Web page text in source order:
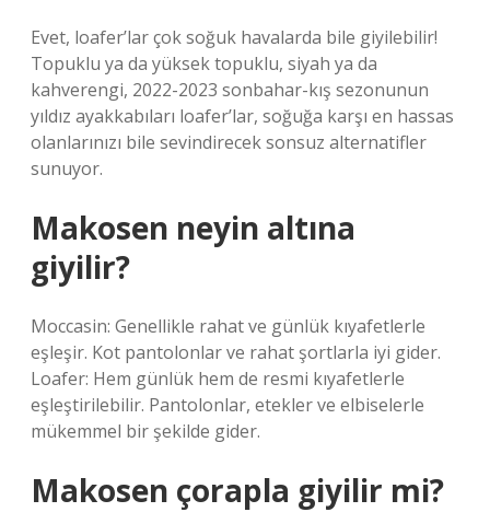
Evet, loafer’lar çok soğuk havalarda bile giyilebilir!
Topuklu ya da yüksek topuklu, siyah ya da
kahverengi, 2022-2023 sonbahar-kış sezonunun
yıldız ayakkabıları loafer’lar, soğuğa karşı en hassas
olanlarınızı bile sevindirecek sonsuz alternatifler
sunuyor.
Makosen neyin altına
giyilir?
Moccasin: Genellikle rahat ve günlük kıyafetlerle
eşleşir. Kot pantolonlar ve rahat şortlarla iyi gider.
Loafer: Hem günlük hem de resmi kıyafetlerle
eşleştirilebilir. Pantolonlar, etekler ve elbiselerle
mükemmel bir şekilde gider.
Makosen çorapla giyilir mi?